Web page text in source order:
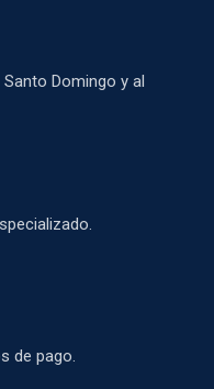
Domingo y al
de pago.